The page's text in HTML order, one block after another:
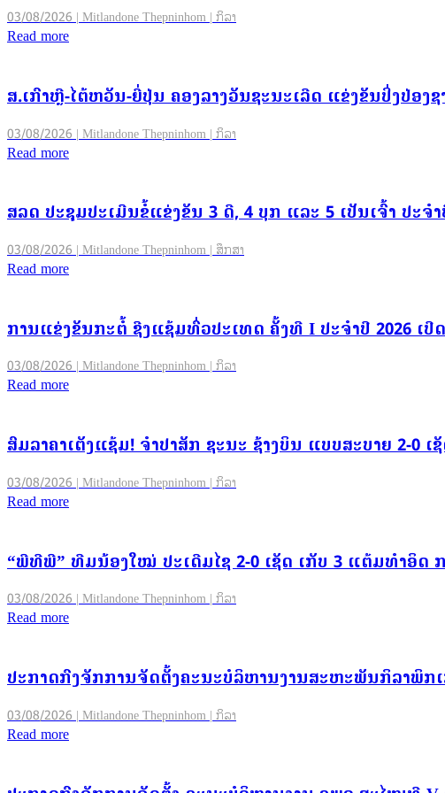
03/08/2026 | Mitlandone Thepninhom | ກິລາ
Read more
ສ.ເກົາຫຼີ-ໄຕ້ຫວັນ-ຍີ່ປຸ່ນ ຄອງລາງວັນຊະນະເລີດ ແຂ່ງຂັນປິ່ງປ່ອງ
03/08/2026 | Mitlandone Thepninhom | ກິລາ
Read more
ສລດ ປະຊຸມປະເມີນຂໍ້ແຂ່ງຂັນ 3 ດີ, 4 ບຸກ ແລະ 5 ເປັນເຈົ້າ ປະ
03/08/2026 | Mitlandone Thepninhom | ສຶກສາ
Read more
ການແຂ່ງຂັນກະຕໍ້ ຊີງແຊ້ມທົ່ວປະເທດ ຄັ້ງທີ I ປະຈຳປີ 2026 ເປີ
03/08/2026 | Mitlandone Thepninhom | ກິລາ
Read more
ສົມລາຄາເຕັງແຊ້ມ! ຈຳປາສັກ ຊະນະ ຊ້າງບິນ ແບບສະບາຍ 2-0
03/08/2026 | Mitlandone Thepninhom | ກິລາ
Read more
“ພີທີພີ” ທີມນ້ອງໃໝ່ ປະເດີມໄຊ 2-0 ເຊັດ ເກັບ 3 ແຕ້ມທຳອິດ
03/08/2026 | Mitlandone Thepninhom | ກິລາ
Read more
ປະກາດກົງຈັກການຈັດຕັ້ງຄະນະບໍລິຫານງານສະຫະພັນກິລາພິກ
03/08/2026 | Mitlandone Thepninhom | ກິລາ
Read more